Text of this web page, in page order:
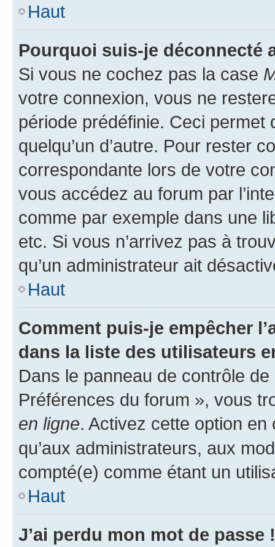
Haut
Pourquoi suis-je déconnecté
Si vous ne cochez pas la case
votre connexion, vous ne
période prédéfinie. Ceci permet
quelqu’un d’autre. Pour rester
correspondante lors de votre
vous accédez au forum par
comme par exemple dans une
etc. Si vous n’arrivez pas à
qu’un administrateur ait
Haut
Comment puis-je empêcher
dans la liste des utilisateurs
Dans le panneau de contrôle
Préférences du forum », vous
en ligne. Activez cette option
qu’aux administrateurs, aux
compté(e) comme étant un
Haut
J’ai perdu mon mot de passe !